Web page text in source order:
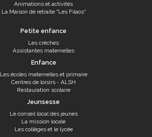
Animations et activités
La Maison de retraite "Les Filaos"
Petite enfance
Les crèches
Assistantes maternelles
Enfance
Les écoles maternelles et primaire
Centres de loisirs - ALSH
Restauration scolaire
Jeunsesse
Le conseil local des jeunes
La mission locale
Les collèges et le lycée